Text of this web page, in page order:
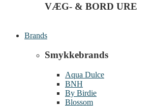
VÆG- & BORD URE
Brands
Smykkebrands
Aqua Dulce
BNH
By Birdie
Blossom